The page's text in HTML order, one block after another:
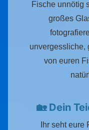
Fische unnötig
großes
unvergessliche,
von euren
🏡 Dein
Ihr seht